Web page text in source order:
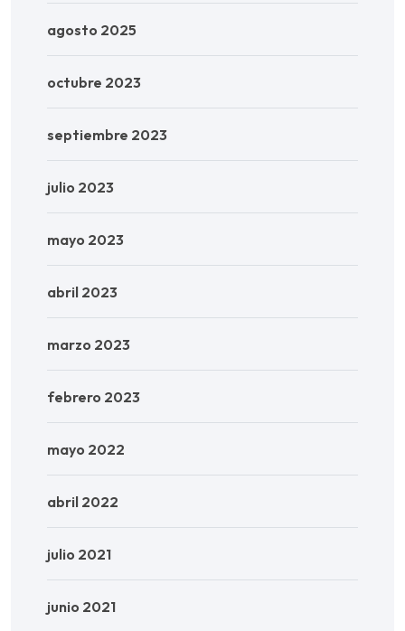
agosto 2025
octubre 2023
septiembre 2023
julio 2023
mayo 2023
abril 2023
marzo 2023
febrero 2023
mayo 2022
abril 2022
julio 2021
junio 2021